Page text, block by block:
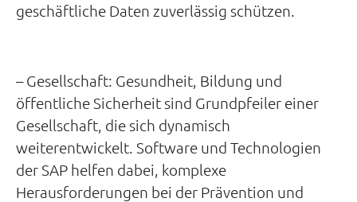
geschäftliche Daten zuverlässig schützen.
– Gesellschaft: Gesundheit, Bildung und
öffentliche Sicherheit sind Grundpfeiler einer
Gesellschaft, die sich dynamisch
weiterentwickelt. Software und Technologien
der SAP helfen dabei, komplexe
Herausforderungen bei der Prävention und